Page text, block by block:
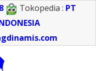
Tokopedia : PT